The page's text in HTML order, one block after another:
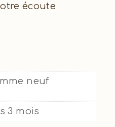
écoute
neuf
3 mois